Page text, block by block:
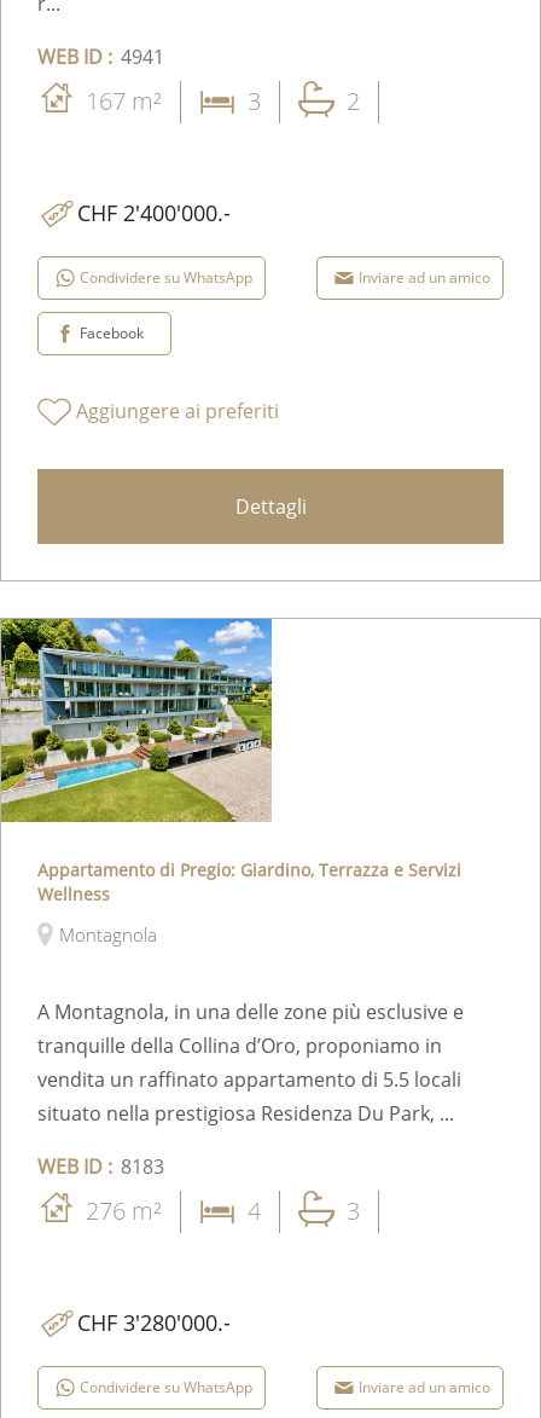
WEB ID : 4941
167 m² 3 2
CHF 2'400'000.-
Condividere su WhatsApp Inviare ad un amico
Facebook
Aggiungere ai preferiti
Dettagli
Appartamento di Pregio: Giardino, Terrazza e Servizi
Wellness
Montagnola
A Montagnola, in una delle zone più esclusive e
tranquille della Collina d’Oro, proponiamo in
vendita un raffinato appartamento di 5.5 locali
situato nella prestigiosa Residenza Du Park, ...
WEB ID : 8183
276 m² 4 3
CHF 3'280'000.-
Condividere su WhatsApp Inviare ad un amico